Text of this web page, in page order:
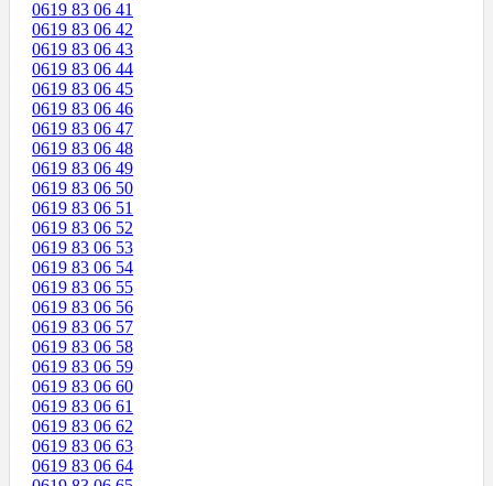
0619 83 06 41
0619 83 06 42
0619 83 06 43
0619 83 06 44
0619 83 06 45
0619 83 06 46
0619 83 06 47
0619 83 06 48
0619 83 06 49
0619 83 06 50
0619 83 06 51
0619 83 06 52
0619 83 06 53
0619 83 06 54
0619 83 06 55
0619 83 06 56
0619 83 06 57
0619 83 06 58
0619 83 06 59
0619 83 06 60
0619 83 06 61
0619 83 06 62
0619 83 06 63
0619 83 06 64